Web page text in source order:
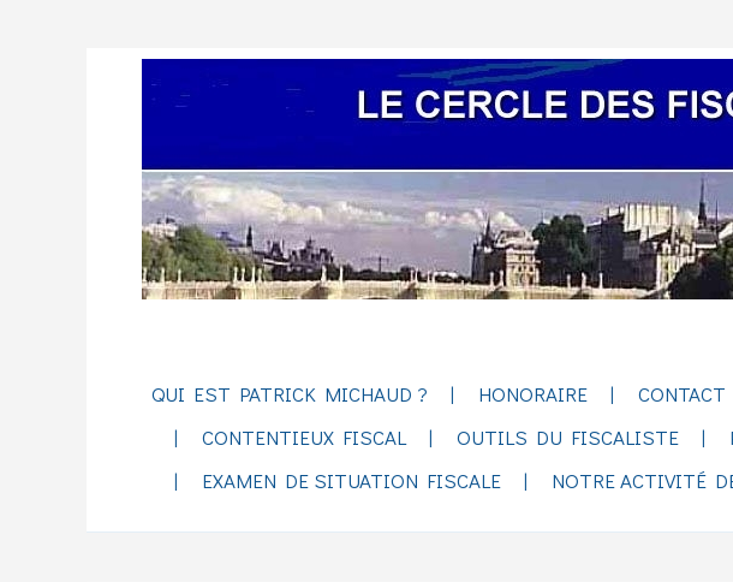
QUI EST PATRICK MICHAUD ? HONORAIRE CONTACT
CONTENTIEUX FISCAL
OUTILS DU FISCALISTE
EXAMEN DE SITUATION FISCALE
NOTRE ACTIVITÉ